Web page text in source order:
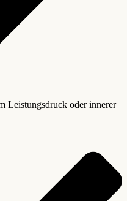
Leistungsdruck oder innerer